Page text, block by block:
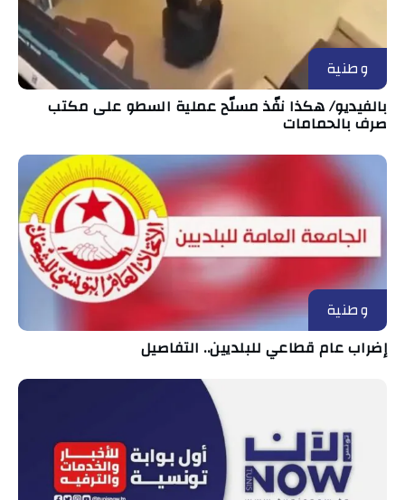
وطنية
بالفيديو/ هكذا نفّذ مسلّح عملية السطو على مكتب
صرف بالحمامات
وطنية
إضراب عام قطاعي للبلديين.. التفاصيل